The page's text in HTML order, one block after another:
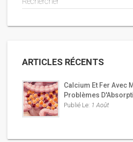
ARTICLES RÉCENTS
Calcium Et Fer Avec
Problèmes
Publié Le: 1 Août